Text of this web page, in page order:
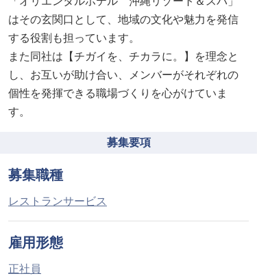
はその玄関口として、地域の文化や魅力を発信
する役割も担っています。
また同社は【チガイを、チカラに。】を理念と
し、お互いが助け合い、メンバーがそれぞれの
個性を発揮できる職場づくりを心がけていま
す。
募集要項
募集職種
レストランサービス
雇用形態
正社員